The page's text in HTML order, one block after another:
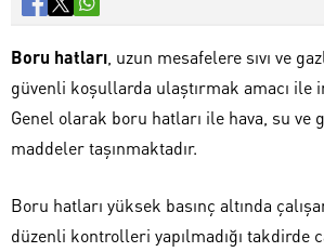
Boru hatları , uzun mesafelere sıvı ve
güvenli koşullarda ulaştırmak amacı ile
Genel olarak boru hatları ile hava, su ve
maddeler taşınmaktadır.
Boru hatları yüksek basınç altında
düzenli kontrolleri yapılmadığı takdirde